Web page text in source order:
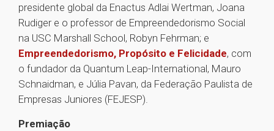
presidente global da Enactus Adlai Wertman, Joana
Rudiger e o professor de Empreendedorismo Social
na USC Marshall School, Robyn Fehrman; e
Empreendedorismo, Propósito e Felicidade, com
o fundador da Quantum Leap-International, Mauro
Schnaidman, e Júlia Pavan, da Federação Paulista de
Empresas Juniores (FEJESP).
Premiação